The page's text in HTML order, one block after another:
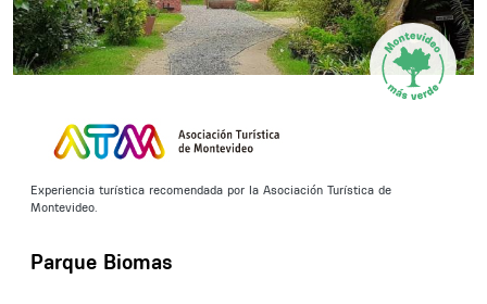
Experiencia turística recomendada por la Asociación Turística de
Montevideo.
Parque Biomas